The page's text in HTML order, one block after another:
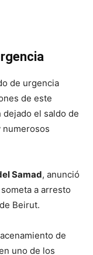
de urgencia
de este
el saldo de
numerosos
Samad, anunció
a arresto
Beirut.
de
uno de los